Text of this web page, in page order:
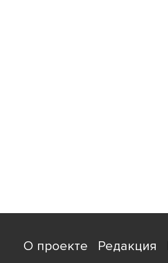
О проекте Редакция